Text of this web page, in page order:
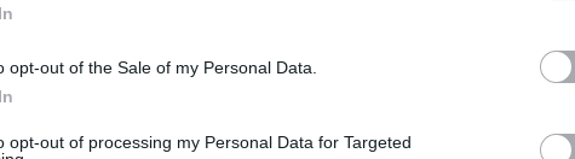
opt-out of the Sale of my Personal Data.
opt-out of processing my Personal Data for Targeted
egyelőre azért nem engedélyezik,
oltottakra és nem oltottakra. A
700 ezren vannak az országban